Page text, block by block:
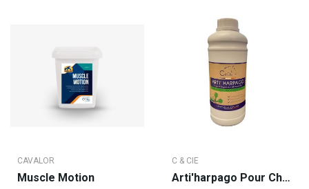
CAVALOR
Muscle Motion
C & CIE
Arti'harpago Pour Chevaux